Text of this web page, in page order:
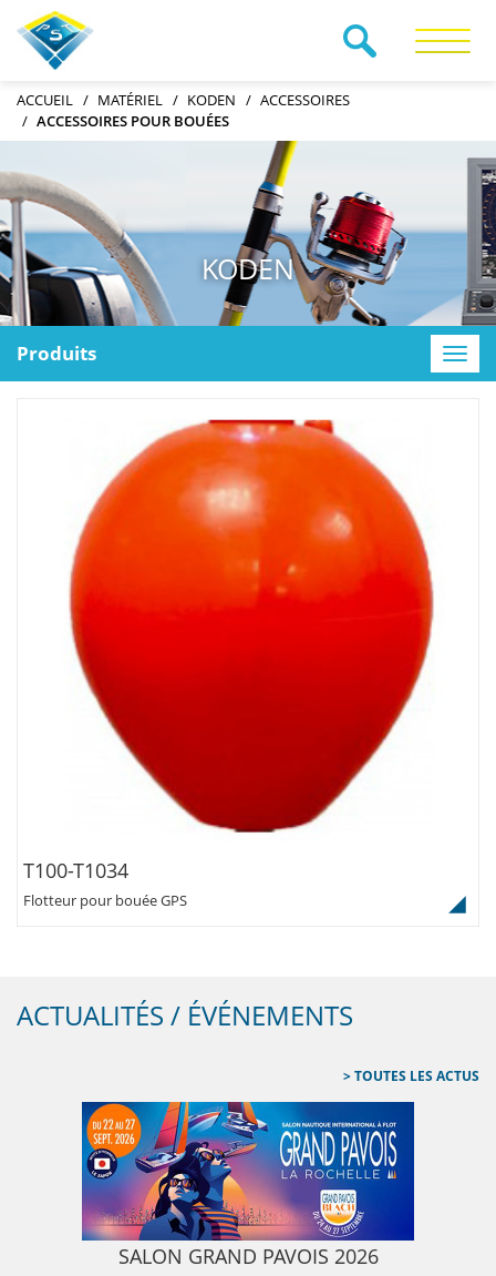
ACCUEIL MATÉRIEL KODEN
ACCESSOIRES
ACCESSOIRES POUR BOUÉES
KODEN
Toggle
Produits
T100-T1034
Flotteur pour bouée GPS
ACTUALITÉS / ÉVÉNEMENTS
TOUTES LES ACTUS
SALON GRAND PAVOIS 2026